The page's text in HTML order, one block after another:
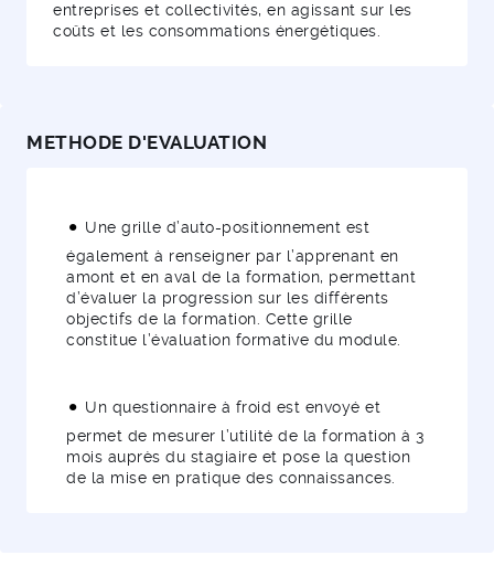
entreprises et collectivités, en agissant sur les
coûts et les consommations énergétiques.
METHODE D'EVALUATION
Une grille d’auto-positionnement est
également à renseigner par l’apprenant en
amont et en aval de la formation, permettant
d’évaluer la progression sur les différents
objectifs de la formation. Cette grille
constitue l’évaluation formative du module.
Un questionnaire à froid est envoyé et
permet de mesurer l’utilité de la formation à 3
mois auprès du stagiaire et pose la question
de la mise en pratique des connaissances.